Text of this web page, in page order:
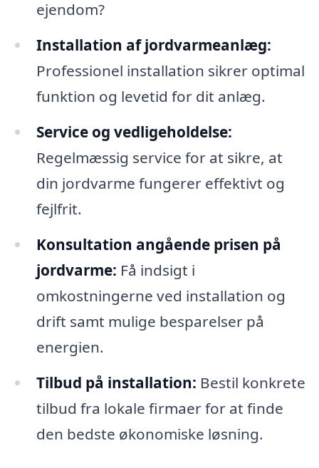
ejendom?
Installation af jordvarmeanlæg:
Professionel installation sikrer optimal
funktion og levetid for dit anlæg.
Service og vedligeholdelse:
Regelmæssig service for at sikre, at
din jordvarme fungerer effektivt og
fejlfrit.
Konsultation angående prisen på
jordvarme: Få indsigt i
omkostningerne ved installation og
drift samt mulige besparelser på
energien.
Tilbud på installation: Bestil konkrete
tilbud fra lokale firmaer for at finde
den bedste økonomiske løsning.